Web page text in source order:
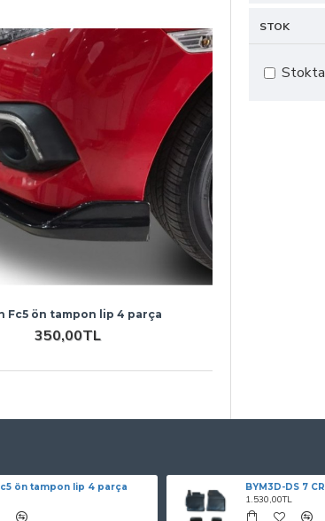
Fc5 ön tampon lip 4 parça
350,00TL
STOK
Stokta
ön tampon lip 4 parça
1.530,00TL